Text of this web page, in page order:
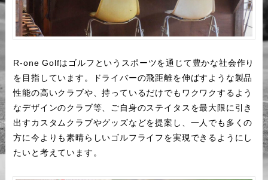
R-one Golfはゴルフというスポーツを通じて豊かな社会作り
を目指しています。ドライバーの飛距離を伸ばすような製品
性能の高いクラブや、持っているだけでもワクワクするよう
なデザインのクラブ等、ご自身のステイタスを最大限に引き
出すカスタムクラブやグッズなどを提案し、一人でも多くの
方に今よりも素晴らしいゴルフライフを実現できるようにし
たいと考えています。